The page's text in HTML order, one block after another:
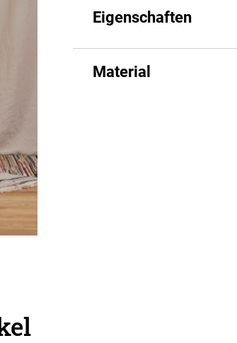
Eigenschaften
Material